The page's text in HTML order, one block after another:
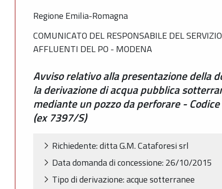
Regione Emilia-Romagna
COMUNICATO DEL RESPONSABILE DEL
AFFLUENTI DEL PO - MODENA
Avviso relativo alla presentazione della
la derivazione di acqua pubblica
mediante un pozzo da perforare -
(ex 7397/S)
Richiedente: ditta G.M. Cataforesi srl
Data domanda di concessione: 26/10/2015
Tipo di derivazione: acque sotterranee